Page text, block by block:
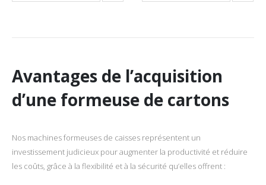
Avantages de l’acquisition
d’une formeuse de cartons
Nos machines formeuses de caisses représentent un
investissement judicieux pour augmenter la productivité et réduire
les coûts, grâce à la flexibilité et à la sécurité qu’elles offrent :